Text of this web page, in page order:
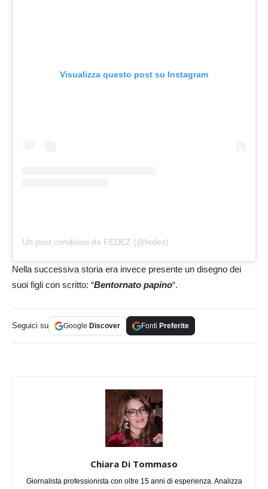
Visualizza questo post su Instagram
Un post condiviso da FEDEZ (@fedez)
Nella successiva storia era invece presente un disegno dei
suoi figli con scritto: “Bentornato papino“.
Seguici su Google Discover Fonti Preferite
Chiara Di Tommaso
Giornalista professionista con oltre 15 anni di esperienza. Analizza